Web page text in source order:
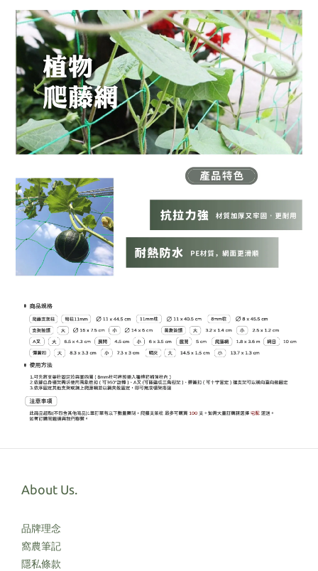
About Us.
品牌理念
窩農筆記
隱私條款